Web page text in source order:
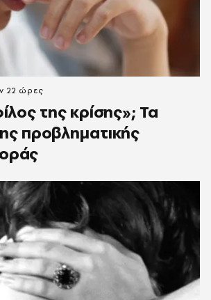
της κρίσης»; Τα
προβληματικής
22 ώρες